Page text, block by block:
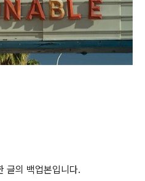
의 백업본입니다.